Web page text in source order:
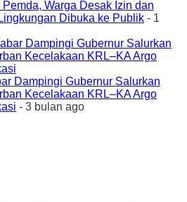
Warga Desak Izin dan
Dibuka ke Publik - 1
Dampingi Gubernur Salurkan
Kecelakaan KRL–KA Argo
- 3 bulan ago